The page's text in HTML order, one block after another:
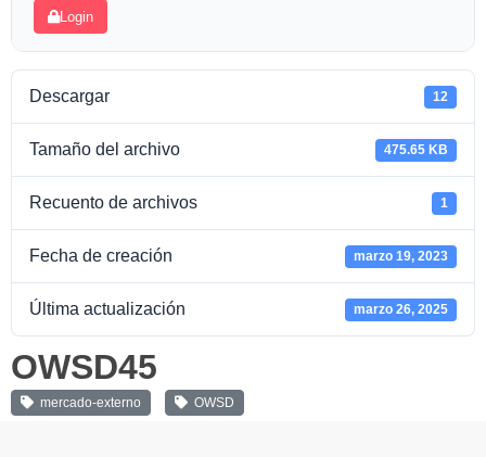
Login
Descargar 12
Tamaño del archivo 475.65 KB
Recuento de archivos 1
Fecha de creación marzo 19, 2023
Última actualización marzo 26, 2025
OWSD45
mercado-externo OWSD